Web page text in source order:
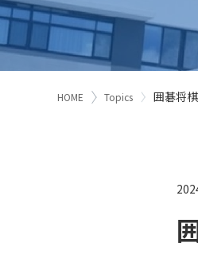
HOME Topics 囲碁将